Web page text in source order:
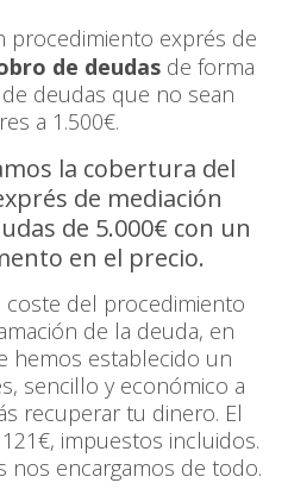
procedimiento exprés de
de deudasde forma
deudas que no sean
a 1.500€.
la cobertura del
de mediación
de 5.000€ con un
en el precio.
coste del procedimiento
de la deuda, en
hemos establecido un
sencillo y económico a
recuperar tu dinero. El
impuestos incluidos.
nos encargamos de todo.